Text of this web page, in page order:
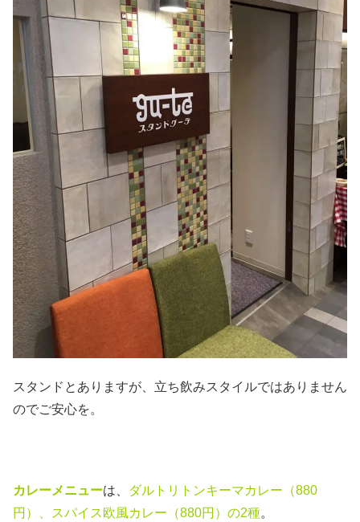
スタンドとありますが、立ち飲みスタイルではありません
のでご安心を。
カレーメニューは、
ダルトリトンキーマカレー（880
円）、スパイス欧風カレー（880円）の2種。